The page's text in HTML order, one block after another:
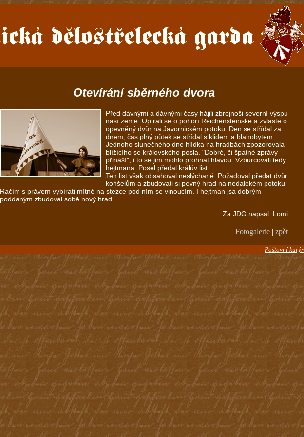
Otevírání sběrného dvora
Před dávnými a dávnými časy hájili zbrojnoši severní výspu
naší země. Opírali se o pohoří Reichensteinské a zvláště o
opevněný dvůr na Javornickém potoku. Den se střídal za
dnem, čas plný půtek se střídal s klidem a blahobytem.
Jednoho slunečného dne hlídka na hradbách zpozorovala
blížícího se královského posla. "Dobré, či špatné zprávy
přináší", i to se jim mohlo prohnat hlavou. Vzburcovali tedy
hejtmana. Posel předal králův list.
Ten list však obsahoval neslýchané. Požadoval předat dvůr
konšelům a zbudovati si pevný hrad na nedalekém potoku
Račím s právem vybírati mítné na stezce pod ním se vinoucím. I hejtman jsa dobrým
poddaným zbudoval sobě nový hrad.
Za JDG napsal: Lomi
Fotogalerie | zpět
Poštovní kurýr